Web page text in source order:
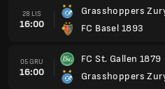
28 LIS
16:00
Grasshoppers
FC Basel 1893
05 GRU
16:00
FC St. Gallen 1879
Grasshoppers